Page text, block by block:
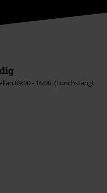
09:00 - 16:00. (Lunchstängt